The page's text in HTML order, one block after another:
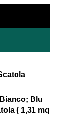
Blu
( 1,31 mq